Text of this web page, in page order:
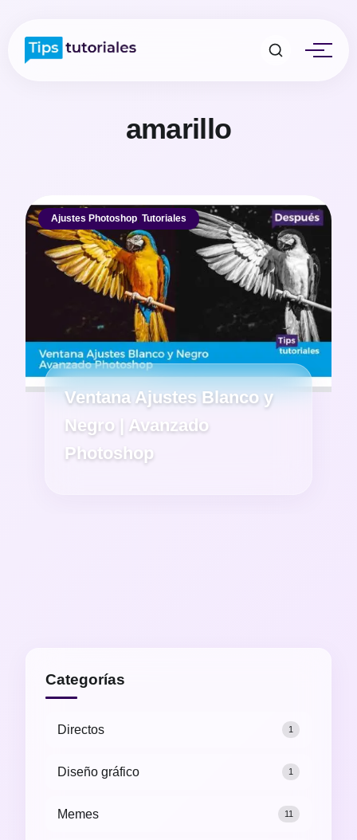
amarillo
Ajustes Photoshop, Tutoriales
Ventana Ajustes Blanco y
Negro | Avanzado
Photoshop
Categorías
Directos 1
Diseño gráfico 1
Memes 11